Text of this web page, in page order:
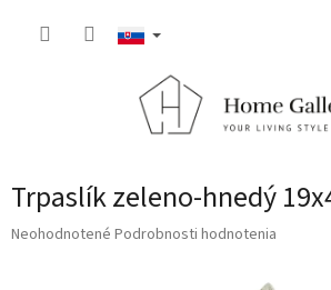
Trpaslík zeleno-hnedý
Priemerné
Neohodnotené Podrobnosti hodnotenia